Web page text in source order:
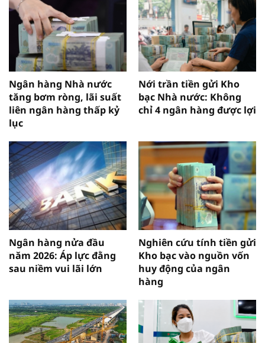
Ngân hàng Nhà nước
tăng bơm ròng, lãi suất
liên ngân hàng thấp kỷ
lục
Nới trần tiền gửi Kho
bạc Nhà nước: Không
chỉ 4 ngân hàng được lợi
Ngân hàng nửa đầu
năm 2026: Áp lực đằng
sau niềm vui lãi lớn
Nghiên cứu tính tiền gửi
Kho bạc vào nguồn vốn
huy động của ngân
hàng